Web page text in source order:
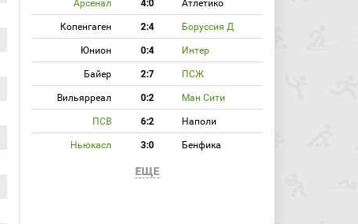
Арсенал 4:0 Атлетико
Копенгаген 2:4 Боруссия Д
Юнион 0:4 Интер
Байер 2:7 ПСЖ
Вильярреал 0:2 Ман Сити
ПСВ 6:2 Наполи
Ньюкасл 3:0 Бенфика
ЕЩЕ